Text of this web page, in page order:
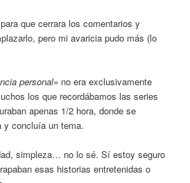
que cerrara los comentarios y
pero mi avaricia pudo más (lo
personal» no era exclusivamente
los que recordábamos las series
apenas 1/2 hora, donde se
y concluía un tema.
simpleza… no lo sé. Sí estoy seguro
esas historias entretenidas o